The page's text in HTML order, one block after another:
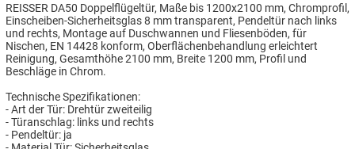
REISSER DA50 Doppelflügeltür, Maße bis 1200x2100 mm, Chromprofil,
Einscheiben-Sicherheitsglas 8 mm transparent, Pendeltür nach links
und rechts, Montage auf Duschwannen und Fliesenböden, für
Nischen, EN 14428 konform, Oberflächenbehandlung erleichtert
Reinigung, Gesamthöhe 2100 mm, Breite 1200 mm, Profil und
Beschläge in Chrom.
Technische Spezifikationen:
- Art der Tür: Drehtür zweiteilig
- Türanschlag: links und rechts
- Pendeltür: ja